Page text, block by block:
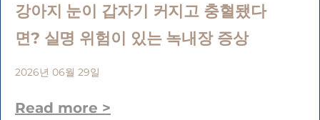
강아지 눈이 갑자기 커지고 충혈됐다
면? 실명 위험이 있는 녹내장 증상
2026년 06월 29일
Read more >